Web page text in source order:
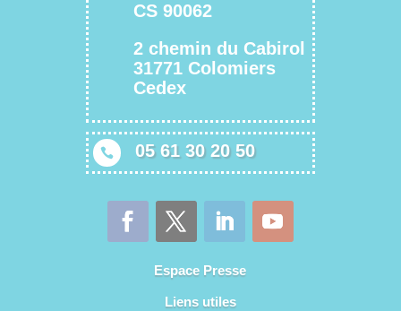
CS 90062
2 chemin du Cabirol
31771 Colomiers
Cedex
 05 61 30 20 50
Espace Presse
Liens utiles